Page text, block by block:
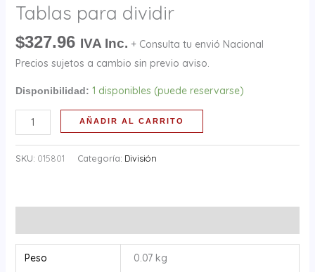
Tablas para dividir
$327.96 IVA Inc. + Consulta tu envió Nacional
Precios sujetos a cambio sin previo aviso.
Disponibilidad: 1 disponibles (puede reservarse)
AÑADIR AL CARRITO
SKU: 015801 Categoría: División
Peso 0.07 kg